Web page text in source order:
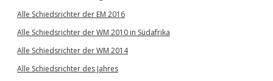
Alle Schiedsrichter der EM 2016
Alle Schiedsrichter der WM 2010 in Südafrika
Alle Schiedsrichter der WM 2014
Alle Schiedsrichter des Jahres